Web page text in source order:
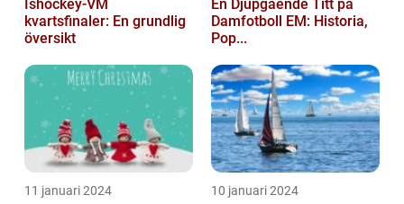
Ishockey-VM
kvartsfinaler: En grundlig
översikt
En Djupgående Titt på
Damfotboll EM: Historia,
Pop...
11 januari 2024 10 januari 2024